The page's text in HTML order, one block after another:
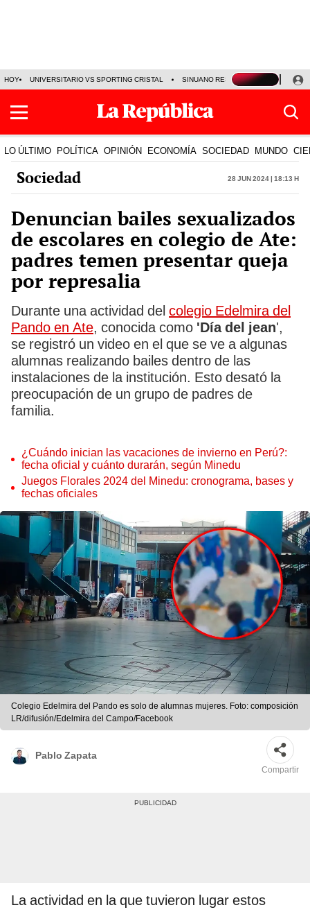
HOY UNIVERSITARIO VS SPORTING CRISTAL SINUANO RESULTADOS HOY
LO ÚLTIMO POLÍTICA OPINIÓN ECONOMÍA SOCIEDAD MUNDO
Sociedad 28 Jun 2024 | 18:13 h
Denuncian bailes sexualizados
de escolares en colegio de Ate:
padres temen presentar queja
por represalia
Durante una actividad del colegio Edelmira del
Pando en Ate, conocida como 'Día del jean',
se registró un video en el que se ve a algunas
alumnas realizando bailes dentro de las
instalaciones de la institución. Esto desató la
preocupación de un grupo de padres de
familia.
¿Cuándo inician las vacaciones de invierno en Perú?:
fecha oficial y cuánto durarán, según Minedu
Juegos Florales 2024 del Minedu: cronograma, bases y
fechas oficiales
Colegio Edelmira del Pando es solo de alumnas mujeres. Foto: composición
LR/difusión/Edelmira del Campo/Facebook
Pablo Zapata
Compartir
La actividad en la que tuvieron lugar estos